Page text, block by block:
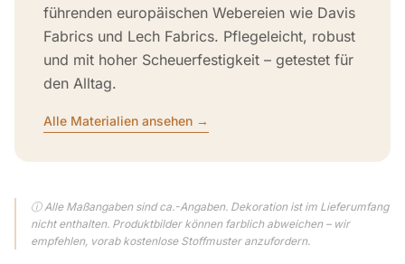
führenden europäischen Webereien wie Davis
Fabrics und Lech Fabrics. Pflegeleicht, robust
und mit hoher Scheuerfestigkeit – getestet für
den Alltag.
Alle Materialien ansehen →
ⓘ Alle Maßangaben sind ca.-Angaben. Dekoration ist im Lieferumfang
nicht enthalten. Produktbilder können farblich abweichen – wir
empfehlen, vorab kostenlose Stoffmuster anzufordern.